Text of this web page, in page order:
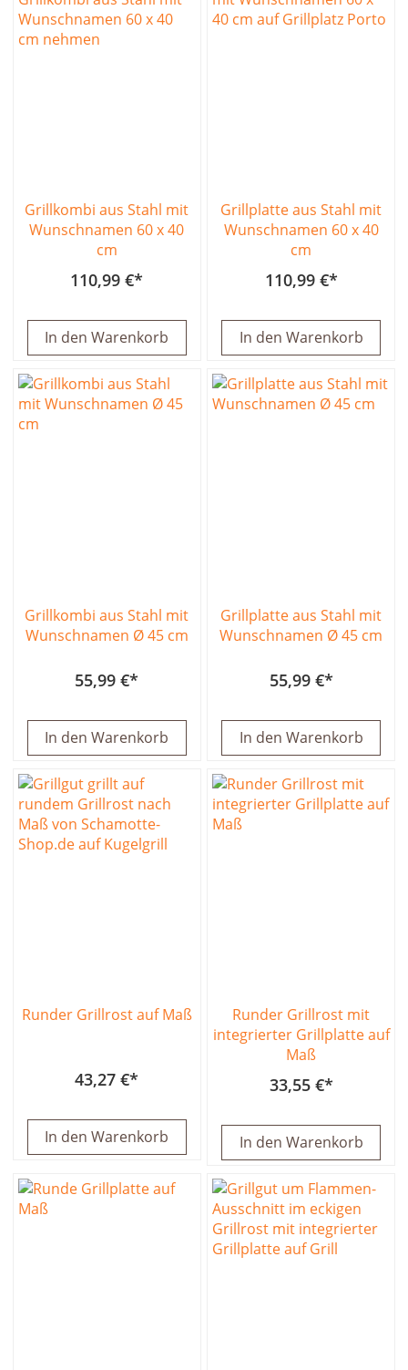
Grillkombi aus Stahl mit
Wunschnamen 60 x 40
cm
110,99 €
In den Warenkorb
Grillplatte aus Stahl mit
Wunschnamen 60 x 40
cm
110,99 €
In den Warenkorb
Grillkombi aus Stahl mit
Wunschnamen Ø 45 cm
55,99 €
In den Warenkorb
Grillplatte aus Stahl mit
Wunschnamen Ø 45 cm
55,99 €
In den Warenkorb
Runder Grillrost auf Maß
43,27 €
In den Warenkorb
Runder Grillrost mit
integrierter Grillplatte auf
Maß
33,55 €
In den Warenkorb